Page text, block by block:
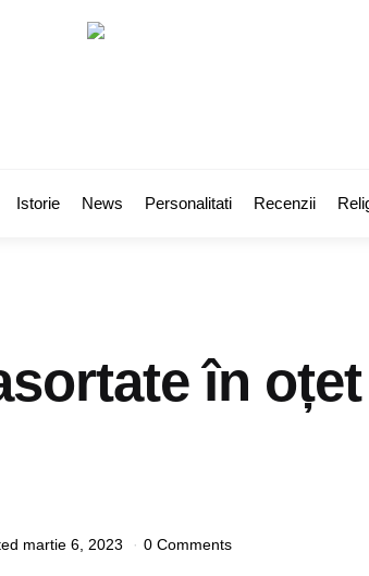
Istorie News Personalitati Recenzii
în
martie 6, 2023 0 Comments